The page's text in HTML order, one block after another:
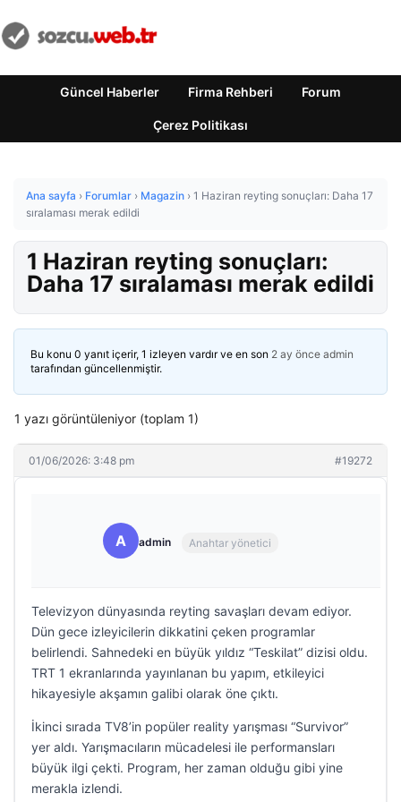
Güncel Haberler Firma Rehberi Forum
Çerez Politikası
Ana sayfa › Forumlar › Magazin › 1 Haziran reyting sonuçları: Daha 17
sıralaması merak edildi
1 Haziran reyting sonuçları:
Daha 17 sıralaması merak edildi
Bu konu 0 yanıt içerir, 1 izleyen vardır ve en son 2 ay önce admin
tarafından güncellenmiştir.
1 yazı görüntüleniyor (toplam 1)
01/06/2026: 3:48 pm #19272
A admin Anahtar yönetici
Televizyon dünyasında reyting savaşları devam ediyor.
Dün gece izleyicilerin dikkatini çeken programlar
belirlendi. Sahnedeki en büyük yıldız “Teskilat” dizisi oldu.
TRT 1 ekranlarında yayınlanan bu yapım, etkileyici
hikayesiyle akşamın galibi olarak öne çıktı.
İkinci sırada TV8’in popüler reality yarışması “Survivor”
yer aldı. Yarışmacıların mücadelesi ile performansları
büyük ilgi çekti. Program, her zaman olduğu gibi yine
merakla izlendi.